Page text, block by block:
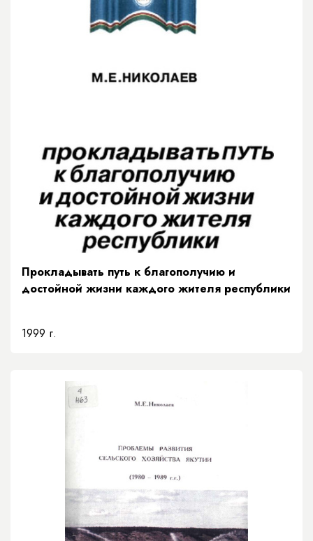
Прокладывать путь к благополучию и
достойной жизни каждого жителя республики
1999 г.